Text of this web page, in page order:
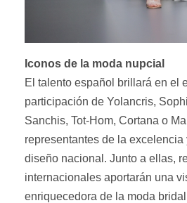
Iconos de la moda nupcial
El talento español brillará en el
participación de Yolancris,
Sanchis, Tot-Hom, Cortana o
representantes de la excelencia
diseño nacional. Junto a ellas,
internacionales aportarán una
enriquecedora de la moda bridal